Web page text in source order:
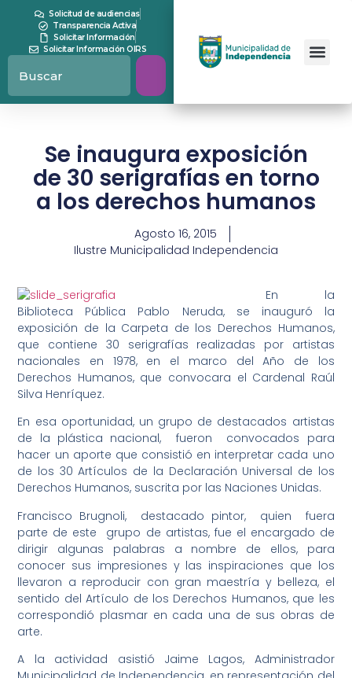
Solicitud de audiencias
Transparencia Activa
Solicitar Información
Solicitar Información OIRS
Se inaugura exposición
de 30 serigrafías en torno
a los derechos humanos
Agosto 16, 2015
Ilustre Municipalidad Independencia
En la
Biblioteca Pública Pablo Neruda, se inauguró la
exposición de la Carpeta de los Derechos Humanos,
que contiene 30 serigrafías realizadas por artistas
nacionales en 1978, en el marco del Año de los
Derechos Humanos, que convocara el Cardenal Raúl
Silva Henríquez.
En esa oportunidad, un grupo de destacados artistas
de la plástica nacional, fueron convocados para
hacer un aporte que consistió en interpretar cada uno
de los 30 Artículos de la Declaración Universal de los
Derechos Humanos, suscrita por las Naciones Unidas.
Francisco Brugnoli, destacado pintor, quien fuera
parte de este grupo de artistas, fue el encargado de
dirigir algunas palabras a nombre de ellos, para
conocer sus impresiones y las inspiraciones que los
llevaron a reproducir con gran maestría y belleza, el
sentido del Artículo de los Derechos Humanos, que les
correspondió plasmar en cada una de sus obras de
arte.
A la actividad asistió Jaime Lagos, Administrador